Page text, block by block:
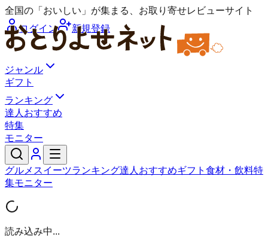
全国の「おいしい」が集まる、お取り寄せレビューサイト
ログイン
新規登録
ジャンル
ギフト
ランキング
達人おすすめ
特集
モニター
グルメ スイーツランキング達人おすすめギフト 食材・飲料特
集モニター
読み込み中...